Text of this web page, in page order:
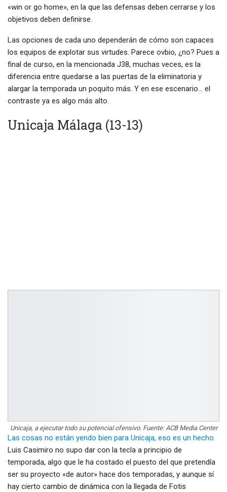
«win or go home», en la que las defensas deben cerrarse y los
objetivos deben definirse.
Las opciones de cada uno dependerán de cómo son capaces
los equipos de explotar sus virtudes. Parece ovbio, ¿no? Pues a
final de curso, en la mencionada J38, muchas veces, es la
diferencia entre quedarse a las puertas de la eliminatoria y
alargar la temporada un poquito más. Y en ese escenario… el
contraste ya es algo más alto.
Unicaja Málaga (13-13)
Unicaja, a ejecutar todo su potencial ofensivo. Fuente: ACB Media Center
Las cosas no están yendo bien para Unicaja, eso es un hecho.
Luis Casimiro no supo dar con la tecla a principio de
temporada, algo que le ha costado el puesto del que pretendía
ser su proyecto «de autor» hace dos temporadas, y aunque sí
hay cierto cambio de dinámica con la llegada de Fotis